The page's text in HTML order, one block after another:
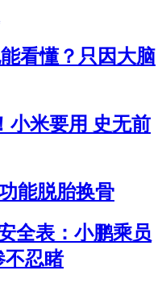
看懂？只因大脑
小米要用 史无前
能脱胎换骨
全表：小鹏乘员
不忍睹